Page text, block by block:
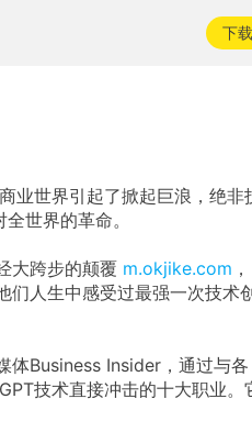
下载
业世界引起了掀起巨浪，绝非
世界的革命。
大跨步的颠覆 m.okjike.com ，
们人生中感受过最强一次技术
体Business Insider，通过与各
技术直接冲击的十大职业。